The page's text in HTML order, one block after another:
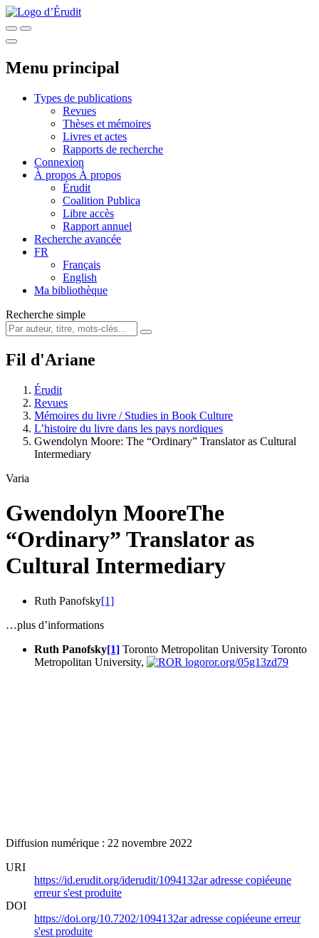
Menu principal
Types de publications
Revues
Thèses et mémoires
Livres et actes
Rapports de recherche
Connexion
À propos À propos
Érudit
Coalition Publica
Libre accès
Rapport annuel
Recherche avancée
FR
Français
English
Ma bibliothèque
Recherche simple
Fil d'Ariane
Érudit
Revues
Mémoires du livre / Studies in Book Culture
L’histoire du livre dans les pays nordiques
Gwendolyn Moore: The “Ordinary” Translator as Cultural
Intermediary
Varia
Gwendolyn MooreThe
“Ordinary” Translator as
Cultural Intermediary
Ruth Panofsky[1]
…plus d’informations
Ruth Panofsky[1] Toronto Metropolitan University Toronto
Metropolitan University,
ror.org/05g13zd79
Diffusion numérique : 22 novembre 2022
URI
https://id.erudit.org/iderudit/1094132aradresse copiéeune
erreur s'est produite
DOI
https://doi.org/10.7202/1094132aradresse copiéeune erreur
s'est produite